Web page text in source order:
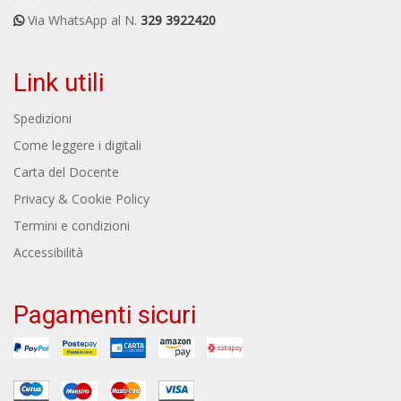
Via WhatsApp al N. 329 3922420
Link utili
Spedizioni
Come leggere i digitali
Carta del Docente
Privacy & Cookie Policy
Termini e condizioni
Accessibilità
Pagamenti sicuri